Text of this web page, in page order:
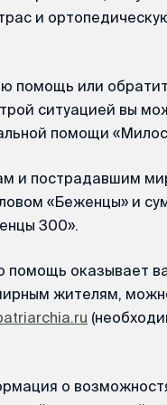
и
помощь или
ситуацией вы
помощи
и пострадавшим
«Беженцы» и
300».
помощь оказывает
жителям,
о